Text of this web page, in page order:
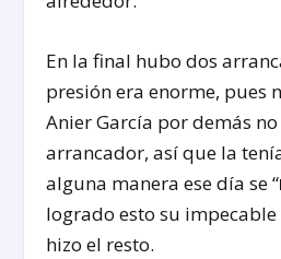
En la final hubo dos
presión era enorme, pues
Anier García por demás
arrancador, así que la
alguna manera ese día se “
logrado esto su
hizo el resto.